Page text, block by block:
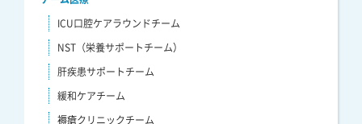
ICU口腔ケアラウンドチーム
NST（栄養サポートチーム）
肝疾患サポートチーム
緩和ケアチーム
褥瘡クリニックチーム